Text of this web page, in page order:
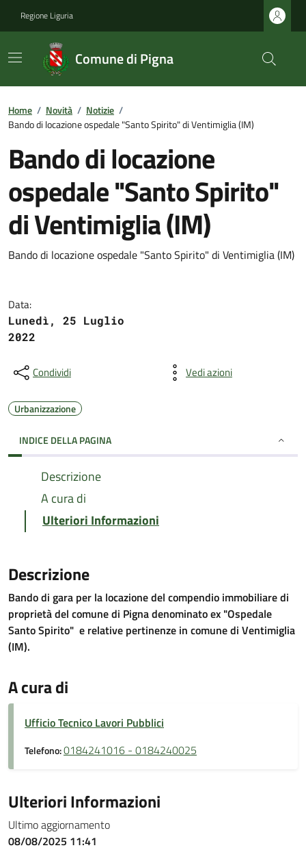
Regione Liguria
Comune di Pigna
Home / Novità / Notizie /
Bando di locazione ospedale "Santo Spirito" di Ventimiglia (IM)
Bando di locazione
ospedale "Santo Spirito"
di Ventimiglia (IM)
Bando di locazione ospedale "Santo Spirito" di Ventimiglia (IM)
Data:
Lunedì, 25 Luglio
2022
Condividi Vedi azioni
Urbanizzazione
INDICE DELLA PAGINA
Descrizione
A cura di
Ulteriori Informazioni
Descrizione
Bando di gara per la locazione del compendio immobiliare di
proprietà del comune di Pigna denominato ex "Ospedale
Santo Spirito" e relative pertinenze in comune di Ventimiglia
(IM).
A cura di
Ufficio Tecnico Lavori Pubblici
Telefono:0184241016 - 0184240025
Ulteriori Informazioni
Ultimo aggiornamento
08/08/2025 11:41